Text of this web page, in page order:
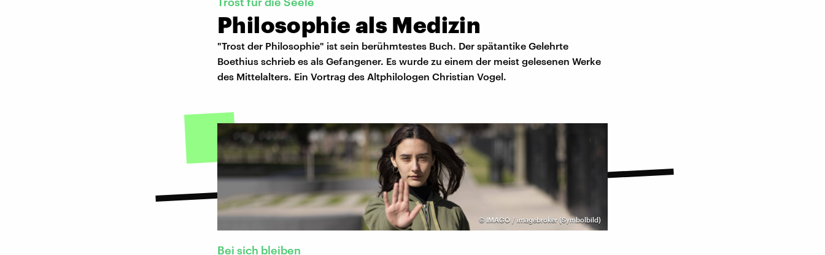
Philosophie als Medizin
"Trost der Philosophie" ist sein berühmtestes Buch. Der spätantike Gelehrte
Boethius schrieb es als Gefangener. Es wurde zu einem der meist gelesenen Werke
des Mittelalters. Ein Vortrag des Altphilologen Christian Vogel.
© IMAGO / imagebroker (Symbolbild)
Bei sich bleiben